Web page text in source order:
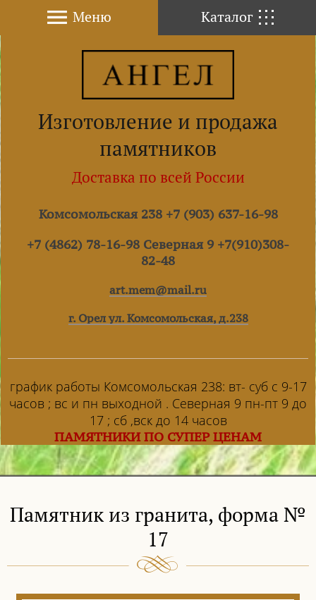
Меню
Изготовление и продажа
памятников
Доставка по всей России
Комсомольская 238 +7 (903) 637-16-98
+7 (4862) 78-16-98 Северная 9 +7(910)308-
82-48
art.mem@mail.ru
г. Орел ул. Комсомольская, д.238
график работы Комсомольская 238: вт- суб с 9-17
часов ; вс и пн выходной . Северная 9 пн-пт 9 до
17 ; сб ,вск до 14 часов
ПАМЯТНИКИ ПО СУПЕР ЦЕНАМ
Каталог
Памятник из гранита, форма №
17